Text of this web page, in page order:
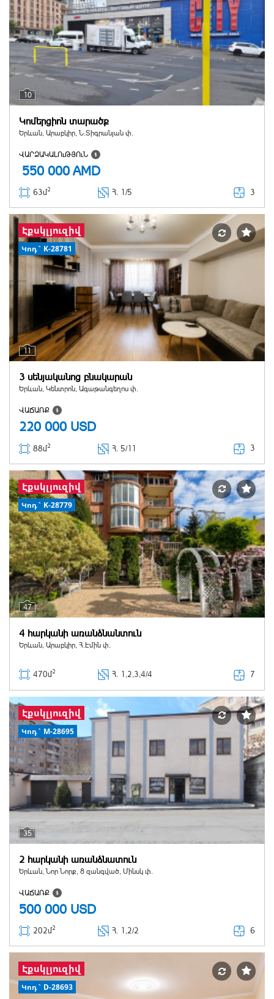
10
Կոմերցիոն տարածք
Երևան, Արաբկիր, Ն.Տիգրանյան փ.
ՎԱՐՁԱԿԱԼՈւԹՅՈւՆ
550 000 AMD
63մ2 Հ. 1/5 3
11
Կոդ` K-28781
Էքսկլյուզիվ
3 սենյականոց բնակարան
Երևան, Կենտրոն, Ագաթանգեղոս փ.
ՎԱՃԱՌՔ
220 000 USD
88մ2 Հ. 5/11 3
47
Կոդ` K-28779
Էքսկլյուզիվ
4 հարկանի առանձնանտուն
Երևան, Արաբկիր, Հ.Էմին փ.
470մ2 Հ. 1,2,3,4/4 7
35
Կոդ` M-28695
Էքսկլյուզիվ
2 հարկանի առանձնատուն
Երևան, Նոր Նորք, 8 զանգված, Մինսկ փ.
ՎԱՃԱՌՔ
500 000 USD
202մ2 Հ. 1,2/2 6
Կոդ` D-28693
Էքսկլյուզիվ